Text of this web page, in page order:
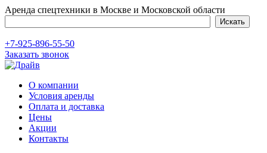
Аренда спецтехники в Москве и Московской области
+7-925-896-55-50
Заказать звонок
О компании
Условия аренды
Оплата и доставка
Цены
Акции
Контакты